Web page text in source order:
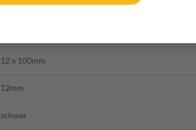
bolting.eu, Vertical Evolution
12 x 100mm
12mm
schwer